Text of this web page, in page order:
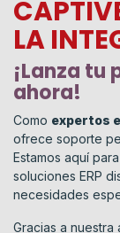
LA
¡Lanza
ahora!
Como expertos
ofrece soporte
Estamos aquí
soluciones ERP
necesidades
Gracias a